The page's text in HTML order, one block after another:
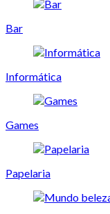
Bar
Informática
Games
Papelaria